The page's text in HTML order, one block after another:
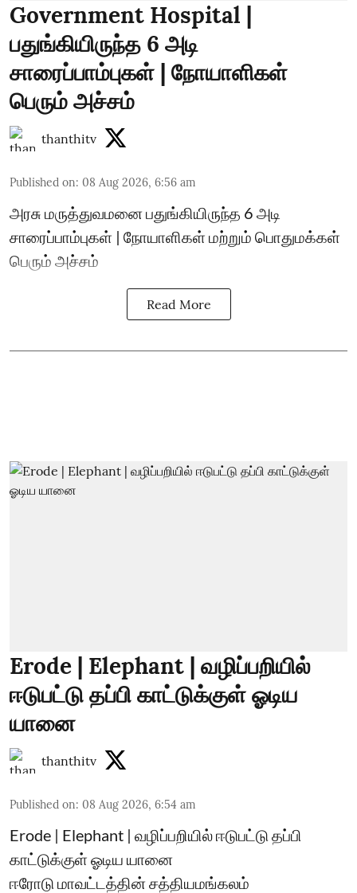
Government Hospital |
பதுங்கியிருந்த 6 அடி
சாரைப்பாம்புகள் | நோயாளிகள்
பெரும் அச்சம்
thanthitv
Published on: 08 Aug 2026, 6:56 am
அரசு மருத்துவமனை பதுங்கியிருந்த 6 அடி
சாரைப்பாம்புகள் | நோயாளிகள் மற்றும் பொதுமக்கள்
பெரும் அச்சம்
Read More
Erode | Elephant | வழிப்பறியில்
ஈடுபட்டு தப்பி காட்டுக்குள் ஓடிய
யானை
thanthitv
Published on: 08 Aug 2026, 6:54 am
Erode | Elephant | வழிப்பறியில் ஈடுபட்டு தப்பி
காட்டுக்குள் ஓடிய யானை
ஈரோடு மாவட்டத்தின் சத்தியமங்கலம்